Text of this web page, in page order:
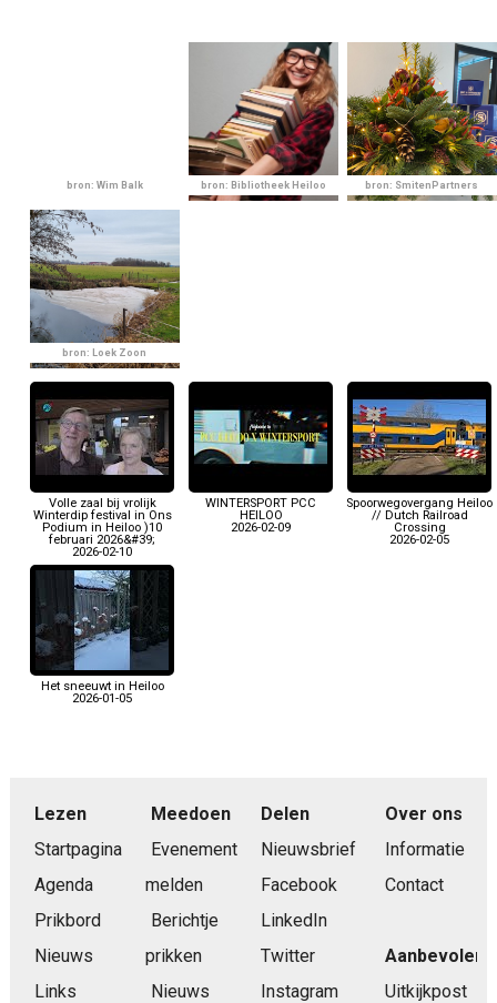
bron: Wim Balk bron: Bibliotheek Heiloo bron: SmitenPartners
bron: Loek Zoon
Volle zaal bij vrolijk
Winterdip festival in Ons
Podium in Heiloo )10
februari 2026&#39;
2026-02-10
WINTERSPORT PCC
HEILOO
2026-02-09
Spoorwegovergang Heiloo
// Dutch Railroad
Crossing
2026-02-05
Het sneeuwt in Heiloo
2026-01-05
Lezen
Startpagina
Agenda
Prikbord
Nieuws
Links
Meedoen
Evenement
melden
Berichtje
prikken
Nieuws
Delen
Nieuwsbrief
Facebook
LinkedIn
Twitter
Instagram
Over ons
Informatie
Contact
Aanbevolen
Uitkijkpost